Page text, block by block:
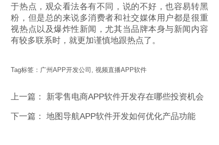
于热点，观众看法各有不同，说的不好，也容易转黑
粉，但是总的来说多消费者和社交媒体用户都是很重
视热点以及爆炸性新闻，尤其当品牌本身与新闻内容
有较多联系时，就更加谨慎地跟热点了。
Tag标签： 广州APP开发公司 ,视频直播APP软件
上一篇： 新零售电商APP软件开发存在哪些投资机会
下一篇：地图导航APP软件开发如何优化产品功能